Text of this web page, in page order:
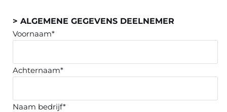
> ALGEMENE GEGEVENS DEELNEMER
Voornaam*
Achternaam*
Naam bedrijf*